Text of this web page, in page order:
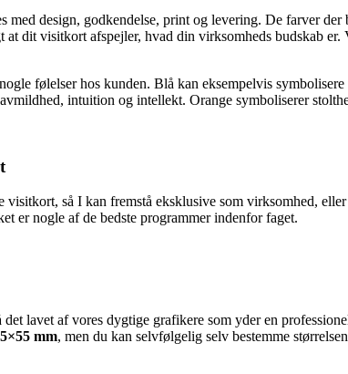
design, godkendelse, print og levering. De farver
dit visitkort afspejler, hvad din virksomheds budskab
følelser hos kunden. Blå kan eksempelvis
intuition og intellekt. Orange symboliserer
så I kan fremstå eksklusive som virksomhed,
er nogle af de bedste programmer indenfor faget.
lavet af vores dygtige grafikere som yder en
mm, men du kan selvfølgelig selv bestemme